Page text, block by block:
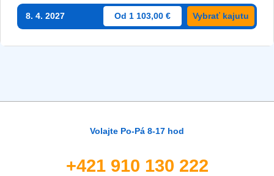
8. 4. 2027 Od 1 103,00 € Vybrať kajutu
Volajte Po-Pá 8-17 hod
+421 910 130 222